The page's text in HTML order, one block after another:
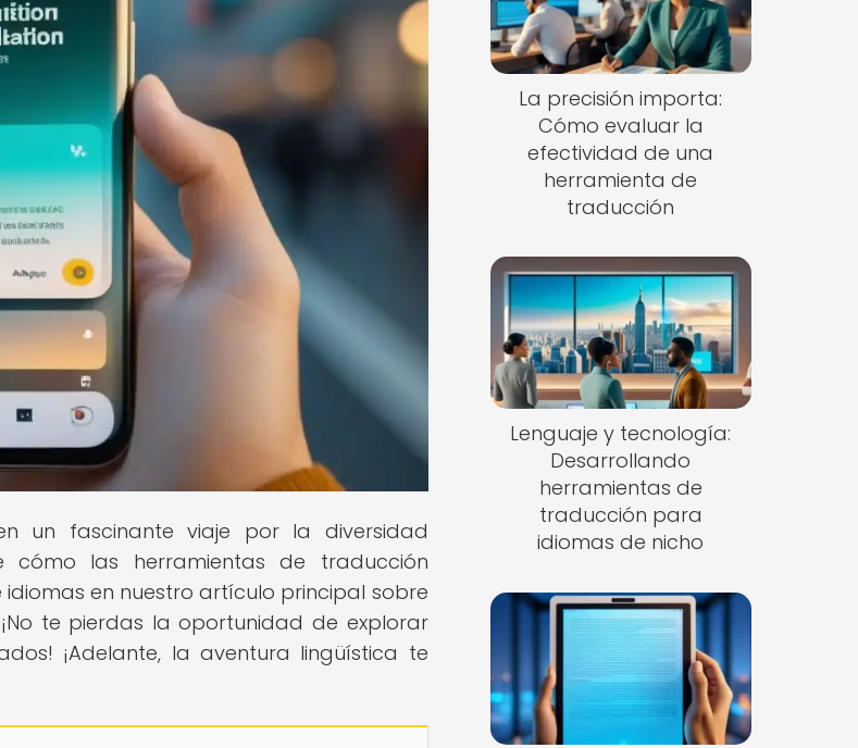
un fascinante viaje por la diversidad
cómo las herramientas de traducción
en nuestro artículo principal sobre
te pierdas la oportunidad de explorar
¡Adelante, la aventura lingüística te
La precisión importa:
Cómo evaluar la
efectividad de una
herramienta de
traducción
Lenguaje y tecnología:
Desarrollando
herramientas de
traducción para
idiomas de nicho